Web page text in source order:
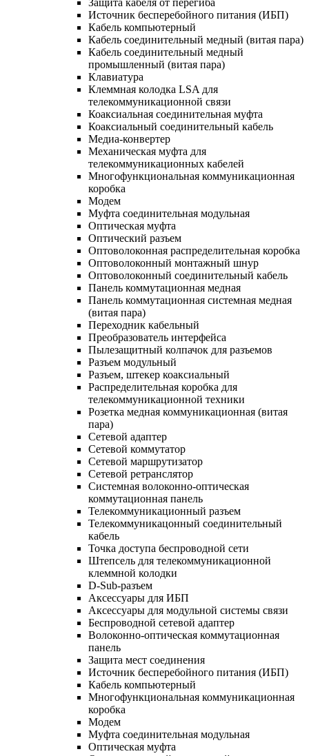
Источник бесперебойного питания (ИБП)
Кабель компьютерный
Кабель соединительный медный (витая пара)
Кабель соединительный медный
промышленный (витая пара)
Клавиатура
Клеммная колодка LSA для
телекоммуникационной связи
Коаксиальная соединительная муфта
Коаксиальный соединительный кабель
Медиа-конвертер
Механическая муфта для
телекоммуникационных кабелей
Многофункциональная коммуникационная
коробка
Модем
Муфта соединительная модульная
Оптическая муфта
Оптический разъем
Оптоволоконная распределительная коробка
Оптоволоконный монтажный шнур
Оптоволоконный соединительный кабель
Панель коммутационная медная
Панель коммутационная системная медная
(витая пара)
Переходник кабельный
Преобразователь интерфейса
Пылезащитный колпачок для разъемов
Разъем модульный
Разъем, штекер коаксиальный
Распределительная коробка для
телекоммуникационной техники
Розетка медная коммуникационная (витая
пара)
Сетевой адаптер
Сетевой коммутатор
Сетевой маршрутизатор
Сетевой ретранслятор
Системная волоконно-оптическая
коммутационная панель
Телекоммуникационный разъем
Телекоммуникацонный соединительный
кабель
Точка доступа беспроводной сети
Штепсель для телекоммуникационной
клеммной колодки
D-Sub-разъем
Аксессуары для ИБП
Аксессуары для модульной системы связи
Беспроводной сетевой адаптер
Волоконно-оптическая коммутационная
панель
Защита мест соединения
Источник бесперебойного питания (ИБП)
Кабель компьютерный
Многофункциональная коммуникационная
коробка
Модем
Муфта соединительная модульная
Оптическая муфта